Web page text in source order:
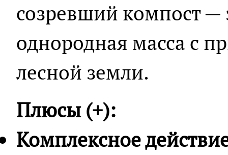
созревший компост —
однородная масса с
лесной земли.
Плюсы (+):
Комплексное